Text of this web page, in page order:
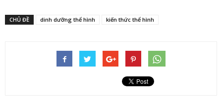
CHỦ ĐỀ dinh dưỡng thể hình kiến thức thể hình